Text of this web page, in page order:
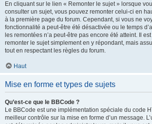
En cliquant sur le lien « Remonter le sujet » lorsque
consulter un sujet, vous pouvez remonter celui-ci en
à la première page du forum. Cependant, si vous ne
fonctionnalité a peut-être été désactivée ou le temps
les remontées n’a peut-être pas encore été atteint. Il
remonter le sujet simplement en y répondant, mais
tout en respectant les règles du forum.
Haut
Mise en forme et types de sujets
Qu’est-ce que le BBCode ?
Le BBCode est une implémentation spéciale du code
meilleur contrôle sur la mise en forme d’un message.